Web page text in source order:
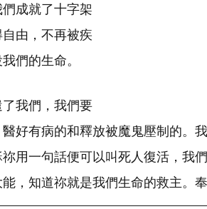
成就了十字架
由，不再被疾
們的生命。
我們，我們要
好有病的和釋放被魔鬼壓制的。
用一句話便可以叫死人復活，我
，知道祢就是我們生命的救主。